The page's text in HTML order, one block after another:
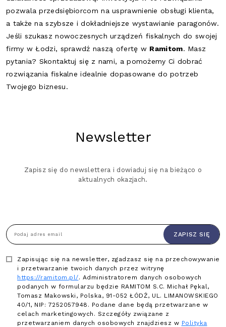
pozwala przedsiębiorcom na usprawnienie obsługi klienta,
a także na szybsze i dokładniejsze wystawianie paragonów.
Jeśli szukasz nowoczesnych urządzeń fiskalnych do swojej
firmy w Łodzi, sprawdź naszą ofertę w Ramitom. Masz
pytania? Skontaktuj się z nami, a pomożemy Ci dobrać
rozwiązania fiskalne idealnie dopasowane do potrzeb
Twojego biznesu.
Newsletter
Zapisz się do newslettera i dowiaduj się na bieżąco o
aktualnych okazjach.
Podaj adres email
ZAPISZ SIĘ
Zapisując się na newsletter, zgadzasz się na przechowywanie
i przetwarzanie twoich danych przez witrynę
https://ramitom.pl/. Administratorem danych osobowych
podanych w formularzu będzie RAMITOM S.C. Michał Pękal,
Tomasz Makowski, Polska, 91-052 ŁÓDŹ, UL. LIMANOWSKIEGO
40/1, NIP: 7252057948. Podane dane będą przetwarzane w
celach marketingowych. Szczegóły związane z
przetwarzaniem danych osobowych znajdziesz w Polityka